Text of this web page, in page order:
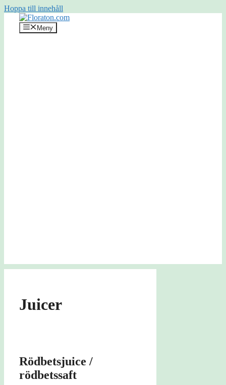
Hoppa till innehåll
Meny
Juicer
Rödbetsjuice /
rödbetssaft